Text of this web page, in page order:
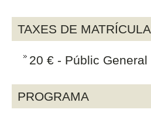
TAXES DE MATRÍCULA
20 € - Públic General
PROGRAMA